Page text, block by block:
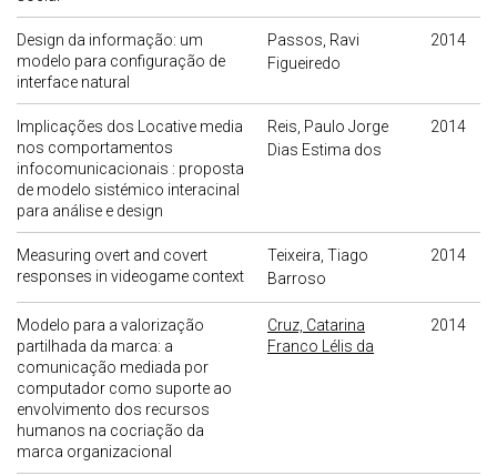
Design da informação: um
modelo para configuração de
interface natural
Passos, Ravi
Figueiredo
2014
Implicações dos Locative media
nos comportamentos
infocomunicacionais : proposta
de modelo sistémico interacinal
para análise e design
Reis, Paulo Jorge
Dias Estima dos
2014
Measuring overt and covert
responses in videogame context
Teixeira, Tiago
Barroso
2014
Modelo para a valorização
partilhada da marca: a
comunicação mediada por
computador como suporte ao
envolvimento dos recursos
humanos na cocriação da
marca organizacional
Cruz, Catarina
Franco Lélis da
2014